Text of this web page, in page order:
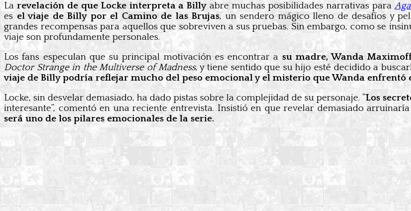
La revelación de que Locke interpreta a Billy abre muchas posibilidades narrativas para
es el viaje de Billy por el Camino de las Brujas, un sendero mágico lleno de desafíos y
grandes recompensas para aquellos que sobreviven a sus pruebas. Sin embargo, como se
viaje son profundamente personales.
Los fans especulan que su principal motivación es encontrar a su madre, Wanda
Doctor Strange in the Multiverse of Madness, y tiene sentido que su hijo esté decidido a
viaje de Billy podría reflejar mucho del peso emocional y el misterio que Wanda enfrentó
Locke, sin desvelar demasiado, ha dado pistas sobre la complejidad de su personaje. “Los
interesante”, comentó en una reciente entrevista. Insistió en que revelar demasiado
será uno de los pilares emocionales de la serie.